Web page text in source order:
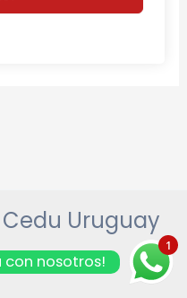
Uruguay
1
con nosotros!